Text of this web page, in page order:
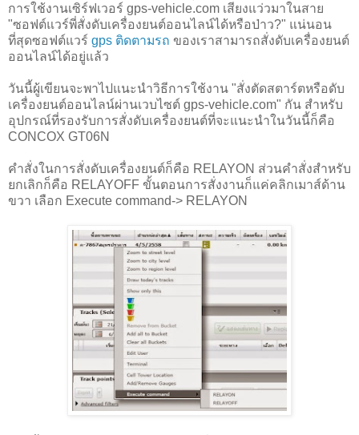
การใช้งานเซิร์ฟเวอร์ gps-vehicle.com เสียงแว่วมาในสาย
"ซอฟต์แวร์พี่สั่งดับเครื่องยนต์ออนไลน์ได้หรือป่าว?" แน่นอน
ที่สุดซอฟต์แวร์ gps ติดตามรถ ของเราสามารถสั่งดับเครื่องยนต์
ออนไลน์ได้อยู่แล้ว
วันนี้ผู้เขียนจะพาไปแนะนำวิธีการใช้งาน "สั่งตัดสตาร์ตหรือดับ
เครื่องยนต์ออนไลน์ผ่านเวบไซต์ gps-vehicle.com" กัน สำหรับ
อุปกรณ์ที่รองรับการสั่งดับเครื่องยนต์ที่จะแนะนำในวันนี้ก็คือ
CONCOX GT06N
คำสั่งในการสั่งดับเครื่องยนต์ก็คือ RELAYON ส่วนคำสั่งสำหรับ
ยกเลิกก็คือ RELAYOFF ขั้นตอนการสั่งงานก็แค่คลิกเมาส์ด้าน
ขวา เลือก Execute command-> RELAYON